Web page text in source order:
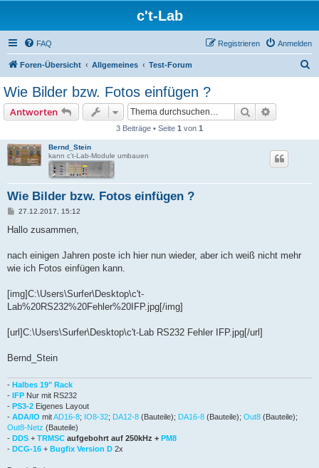
c't-Lab
FAQ Anmelden
Registrieren
Foren-Übersicht Allgemeines Test-Forum
Wie Bilder bzw. Fotos einfügen ?
Antworten Suche
3 Beiträge • Seite 1 von 1
Bernd_Stein
kann c't-Lab-Module umbauen
Wie Bilder bzw. Fotos einfügen ?
B
i
a
27.12.2017, 15:12
Hallo zusammen,
nach einigen Jahren poste ich hier nun wieder, aber ich weiß nicht mehr
wie ich Fotos einfügen kann.
[img]C:\Users\Surfer\Desktop\c't-
Lab%20RS232%20Fehler%20IFP.jpg[/img]
[url]C:\Users\Surfer\Desktop\c't-Lab RS232 Fehler IFP.jpg[/url]
Bernd_Stein
- Halbes 19" Rack
- IFP Nur mit RS232
- PS3-2 Eigenes Layout
- ADA/IO mitAD16-8; IO8-32; DA12-8 (Bauteile); DA16-8 (Bauteile); Out8 (Bauteile);
Out8-Netz (Bauteile)
- DDS + TRMSC aufgebohrt auf 250kHz + PM8
- DCG-16 + Bugfix Version D 2x